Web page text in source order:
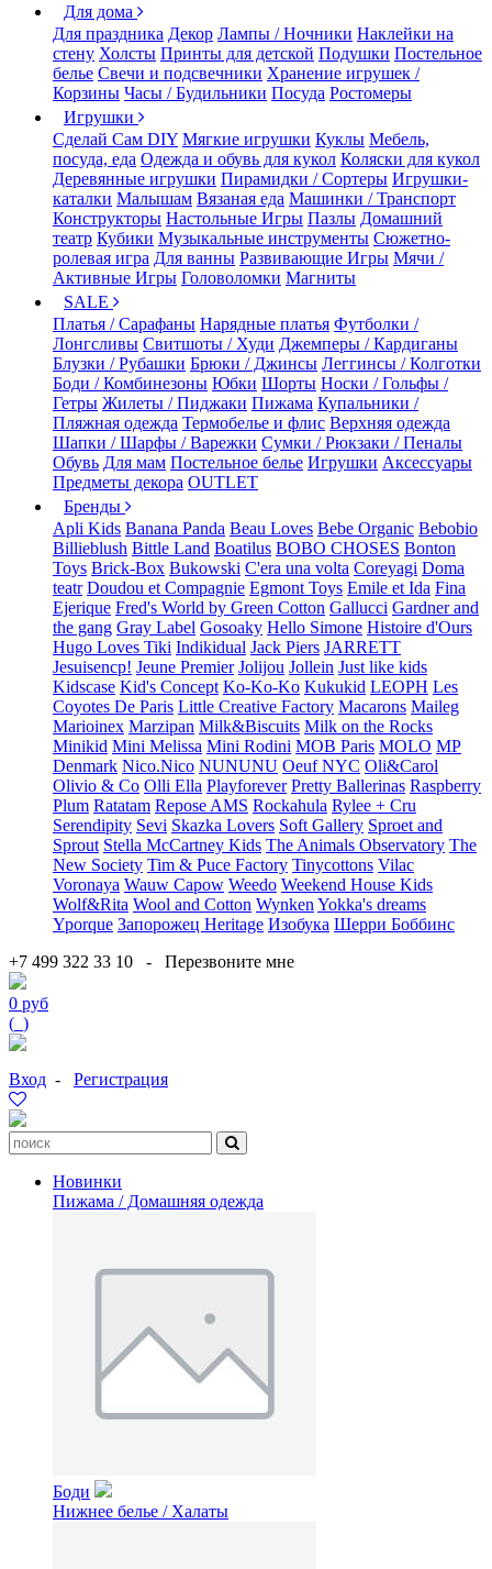
Для дома
Для праздника Декор Лампы / Ночники Наклейки на
стену Холсты Принты для детской Подушки Постельное
белье Свечи и подсвечники Хранение игрушек /
Корзины Часы / Будильники Посуда Ростомеры
Игрушки
Сделай Сам DIY Мягкие игрушки Куклы Мебель,
посуда, еда Одежда и обувь для кукол Коляски для кукол
Деревянные игрушки Пирамидки / Сортеры Игрушки-
каталки Малышам Вязаная еда Машинки / Транспорт
Конструкторы Настольные Игры Пазлы Домашний
театр Кубики Музыкальные инструменты Сюжетно-
ролевая игра Для ванны Развивающие Игры Мячи /
Активные Игры Головоломки Магниты
SALE
Платья / Сарафаны Нарядные платья Футболки /
Лонгсливы Свитшоты / Худи Джемперы / Кардиганы
Блузки / Рубашки Брюки / Джинсы Леггинсы / Колготки
Боди / Комбинезоны Юбки Шорты Носки / Гольфы /
Гетры Жилеты / Пиджаки Пижама Купальники /
Пляжная одежда Термобелье и флис Верхняя одежда
Шапки / Шарфы / Варежки Сумки / Рюкзаки / Пеналы
Обувь Для мам Постельное белье Игрушки Аксессуары
Предметы декора OUTLET
Бренды
Apli Kids Banana Panda Beau Loves Bebe Organic Bebobio
Billieblush Bittle Land Boatilus BOBO CHOSES Bonton
Toys Brick-Box Bukowski C'era una volta Coreyagi Doma
teatr Doudou et Compagnie Egmont Toys Emile et Ida Fina
Ejerique Fred's World by Green Cotton Gallucci Gardner and
the gang Gray Label Gosoaky Hello Simone Histoire d'Ours
Hugo Loves Tiki Indikidual Jack Piers JARRETT
Jesuisencp! Jeune Premier Jolijou Jollein Just like kids
Kidscase Kid's Concept Ko-Ko-Ko Kukukid LEOPH Les
Coyotes De Paris Little Creative Factory Macarons Maileg
Marioinex Marzipan Milk&Biscuits Milk on the Rocks
Minikid Mini Melissa Mini Rodini MOB Paris MOLO MP
Denmark Nico.Nico NUNUNU Oeuf NYC Oli&Carol
Olivio & Co Olli Ella Playforever Pretty Ballerinas Raspberry
Plum Ratatam Repose AMS Rockahula Rylee + Cru
Serendipity Sevi Skazka Lovers Soft Gallery Sproet and
Sprout Stella McCartney Kids The Animals Observatory The
New Society Tim & Puce Factory Tinycottons Vilac
Voronaya Wauw Capow Weedo Weekend House Kids
Wolf&Rita Wool and Cotton Wynken Yokka's dreams
Yporque Запорожец Heritage Изобука Шерри Боббинс
+7 499 322 33 10 - Перезвоните мне
0 руб
( )
Вход - Регистрация
Новинки
Пижама / Домашняя одежда
Боди
Нижнее белье / Халаты